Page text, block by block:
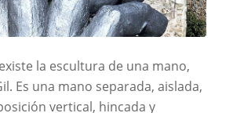
la escultura de una mano,
Es una mano separada, aislada,
vertical, hincada y